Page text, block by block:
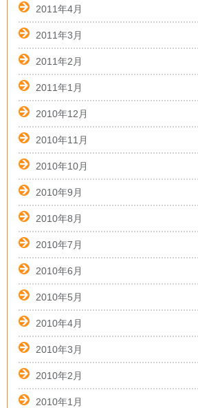
2011年4月
2011年3月
2011年2月
2011年1月
2010年12月
2010年11月
2010年10月
2010年9月
2010年8月
2010年7月
2010年6月
2010年5月
2010年4月
2010年3月
2010年2月
2010年1月